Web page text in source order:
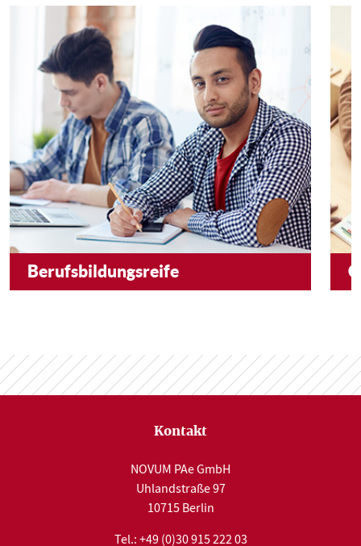
Berufsbildungsreife
Kontakt
NOVUM PAe GmbH
Uhlandstraße 97
10715 Berlin
Tel.: +49 (0)30 915 222 03